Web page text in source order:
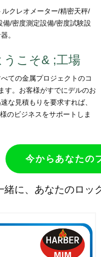
クレオメーター/精密天秤/
/密度測定設備/密度試験設
。
うこそ& ;工場
ての金属プロジェクトのコ
す。お客様がすでにデルのお
な見積もりを要求すれば、
のビジネスをサポートしま
今からあなたの
緒に、あなたのロッ